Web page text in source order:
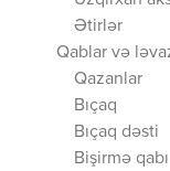
Ətirlər
Qablar və
Qazanlar
Bıçaq
Bıçaq dəsti
Bişirmə qabı